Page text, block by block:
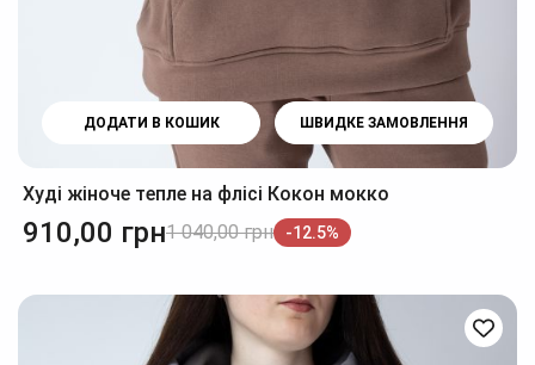
ДОДАТИ В КОШИК ШВИДКЕ ЗАМОВЛЕННЯ
Худі жіноче тепле на флісі Кокон мокко
910,00 грн1 040,00 грн -12.5%